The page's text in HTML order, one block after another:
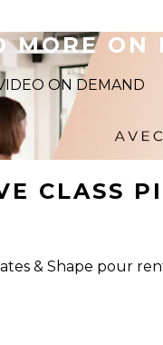
MORE
ON DEMAND
CLASS
& Shape pour